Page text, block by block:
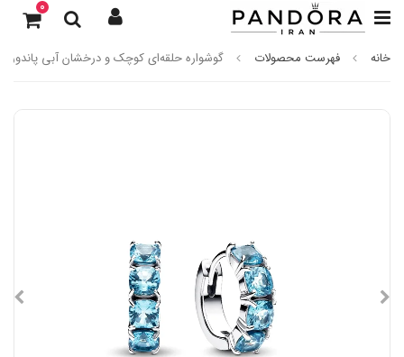
0
خانه فهرست محصولات گوشواره حلقه‌ای کوچک و درخشان آبی پاندورا